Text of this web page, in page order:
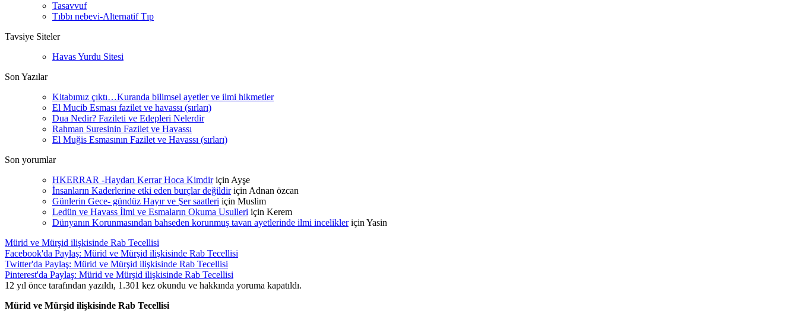
Tasavvuf
Tıbbı nebevi-Alternatif Tıp
Tavsiye Siteler
Havas Yurdu Sitesi
Son Yazılar
Kitabımız çıktı…Kuranda bilimsel ayetler ve ilmi hikmetler
El Mucib Esması fazilet ve havassı (sırları)
Dua Nedir? Fazileti ve Edepleri Nelerdir
Rahman Suresinin Fazilet ve Havassı
El Muğis Esmasının Fazilet ve Havassı (sırları)
Son yorumlar
HKERRAR -Haydarı Kerrar Hoca Kimdiriçin Ayşe
İnsanların Kaderlerine etki eden burçlar değildiriçin Adnan özcan
Günlerin Gece- gündüz Hayır ve Şer saatleri için Muslim
Ledün ve Havass İlmi ve Esmaların Okuma Usulleri için Kerem
Dünyanın Korunmasından bahseden korunmuş tavan ayetlerinde ilmi incelikleriçin Yasin
Mürid ve Mürşid ilişkisinde Rab Tecellisi
Facebook'da Paylaş: Mürid ve Mürşid ilişkisinde Rab Tecellisi
Twitter'da Paylaş: Mürid ve Mürşid ilişkisinde Rab Tecellisi
Pinterest'da Paylaş: Mürid ve Mürşid ilişkisinde Rab Tecellisi
12 yıl önce tarafından yazıldı, 1.301 kez okundu ve hakkında yoruma kapatıldı.
Mürid ve Mürşid ilişkisinde Rab Tecellisi